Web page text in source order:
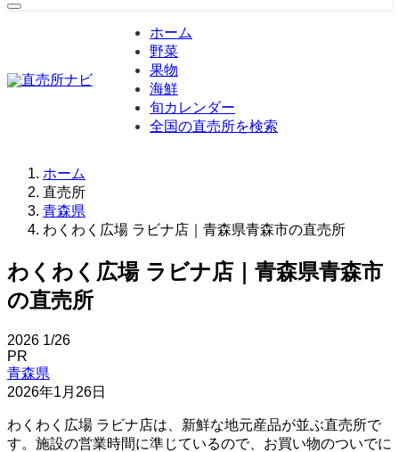
ホーム
野菜
果物
海鮮
旬カレンダー
全国の直売所を検索
ホーム
直売所
青森県
わくわく広場 ラビナ店｜青森県青森市の直売所
わくわく広場 ラビナ店｜青森県青森市
の直売所
2026 1/26
PR
青森県
2026年1月26日
わくわく広場 ラビナ店は、新鮮な地元産品が並ぶ直売所で
す。施設の営業時間に準じているので、お買い物のついでに